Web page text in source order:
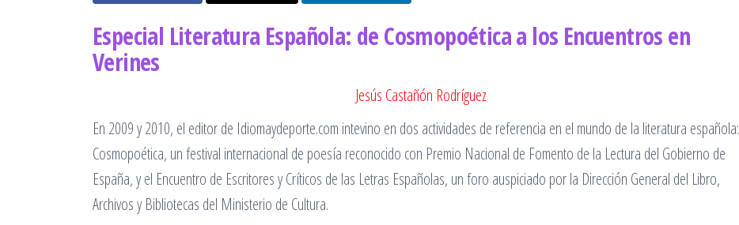
Especial Literatura Española: de Cosmopoética a los Encuentros en
Verines
Jesús Castañón Rodríguez
En 2009 y 2010, el editor de Idiomaydeporte.com intevino en dos actividades de referencia en el mundo de la literatura española:
Cosmopoética, un festival internacional de poesía reconocido con Premio Nacional de Fomento de la Lectura del Gobierno de
España, y el Encuentro de Escritores y Críticos de las Letras Españolas, un foro auspiciado por la Dirección General del Libro,
Archivos y Bibliotecas del Ministerio de Cultura.